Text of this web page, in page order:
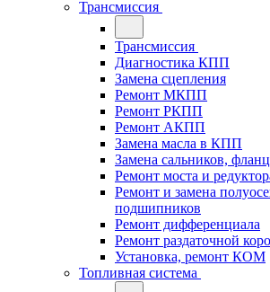
Трансмиссия
Трансмиссия
Диагностика КПП
Замена сцепления
Ремонт МКПП
Ремонт РКПП
Ремонт АКПП
Замена масла в КПП
Замена сальников,
Ремонт моста и
Ремонт и замена
подшипников
Ремонт дифференциала
Ремонт раздаточной
Установка, ремонт КОМ
Топливная система